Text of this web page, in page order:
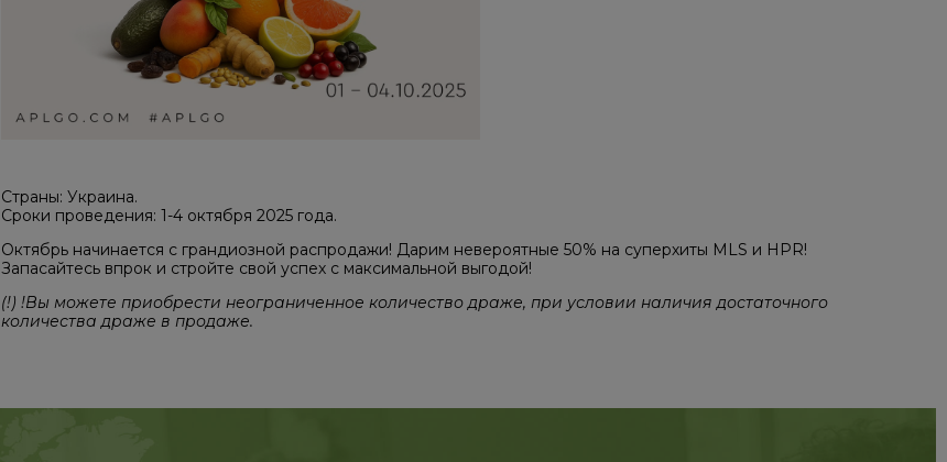
Страны: Украина.
Сроки проведения: 1-4 октября 2025 года.
Октябрь начинается с грандиозной распродажи! Дарим невероятные 50% на суперхиты MLS и HPR!
Запасайтесь впрок и стройте свой успех с максимальной выгодой!
(!) !Вы можете приобрести неограниченное количество драже, при условии наличия достаточного
количества драже в продаже.